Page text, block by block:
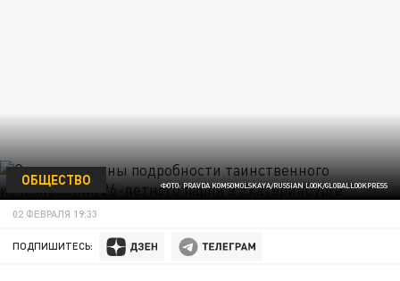
ФОТО: PRAVDA KOMSOMOLSKAYA/RUSSIAN LOOK/GLOBALLOOKPRESS
ОБЩЕСТВО
02 ФЕВРАЛЯ 19:33
ПОДПИШИТЕСЬ: